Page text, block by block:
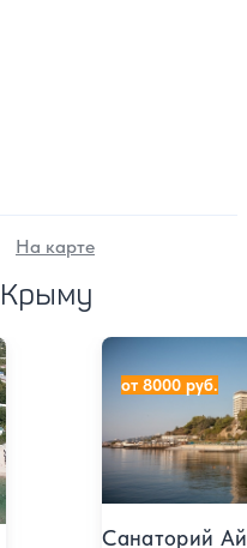
На карте
Крыму
Санаторий
Санаторий Ай-
от 8000 руб.